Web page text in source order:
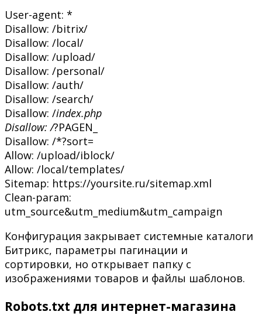
User-agent: *
Disallow: /bitrix/
Disallow: /local/
Disallow: /upload/
Disallow: /personal/
Disallow: /auth/
Disallow: /search/
Disallow: /index.php
Disallow: /?PAGEN_
Disallow: /*?sort=
Allow: /upload/iblock/
Allow: /local/templates/
Sitemap: https://yoursite.ru/sitemap.xml
Clean-param:
utm_source&utm_medium&utm_campaign
Конфигурация закрывает системные каталоги
Битрикс, параметры пагинации и
сортировки, но открывает папку с
изображениями товаров и файлы шаблонов.
Robots.txt для интернет-магазина